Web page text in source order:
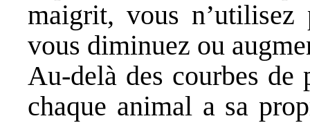
maigrit, vous n’utilisez
vous diminuez ou
Au-delà des courbes de
chaque animal a sa